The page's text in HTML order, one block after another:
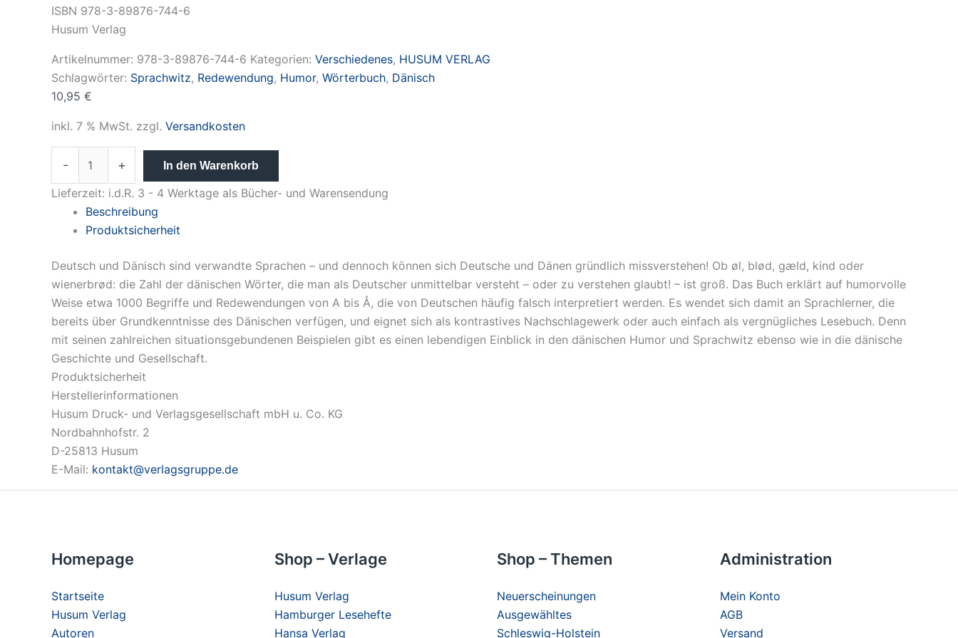
ISBN 978-3-89876-744-6
Husum Verlag
Artikelnummer: 978-3-89876-744-6 Kategorien: Verschiedenes, HUSUM VERLAG
Schlagwörter: Sprachwitz, Redewendung, Humor, Wörterbuch, Dänisch
10,95 €
inkl. 7 % MwSt. zzgl. Versandkosten
- + In den Warenkorb
Lieferzeit: i.d.R. 3 - 4 Werktage als Bücher- und Warensendung
Beschreibung
Produktsicherheit
Deutsch und Dänisch sind verwandte Sprachen – und dennoch können sich Deutsche und Dänen gründlich missverstehen! Ob øl, blød, gæld, kind oder
wienerbrød: die Zahl der dänischen Wörter, die man als Deutscher unmittelbar versteht – oder zu verstehen glaubt! – ist groß. Das Buch erklärt auf humorvolle
Weise etwa 1000 Begriffe und Redewendungen von A bis Å, die von Deutschen häufig falsch interpretiert werden. Es wendet sich damit an Sprachlerner, die
bereits über Grundkenntnisse des Dänischen verfügen, und eignet sich als kontrastives Nachschlagewerk oder auch einfach als vergnügliches Lesebuch. Denn
mit seinen zahlreichen situationsgebundenen Beispielen gibt es einen lebendigen Einblick in den dänischen Humor und Sprachwitz ebenso wie in die dänische
Geschichte und Gesellschaft.
Produktsicherheit
Herstellerinformationen
Husum Druck- und Verlagsgesellschaft mbH u. Co. KG
Nordbahnhofstr. 2
D-25813 Husum
E-Mail: kontakt@verlagsgruppe.de
Homepage
Startseite
Husum Verlag
Autoren
Shop – Verlage
Husum Verlag
Hamburger Lesehefte
Hansa Verlag
Shop – Themen
Neuerscheinungen
Ausgewähltes
Schleswig-Holstein
Administration
Mein Konto
AGB
Versand